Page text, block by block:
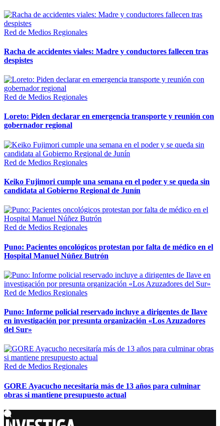
Red de Medios Regionales
Racha de accidentes viales: Madre y conductores fallecen tras
despistes
Red de Medios Regionales
Loreto: Piden declarar en emergencia transporte y reunión con
gobernador regional
Red de Medios Regionales
Keiko Fujimori cumple una semana en el poder y se queda sin
candidata al Gobierno Regional de Junín
Red de Medios Regionales
Puno: Pacientes oncológicos protestan por falta de médico en el
Hospital Manuel Núñez Butrón
Red de Medios Regionales
Puno: Informe policial reservado incluye a dirigentes de Ilave
en investigación por presunta organización «Los Azuzadores
del Sur»
Red de Medios Regionales
GORE Ayacucho necesitaría más de 13 años para culminar
obras si mantiene presupuesto actual